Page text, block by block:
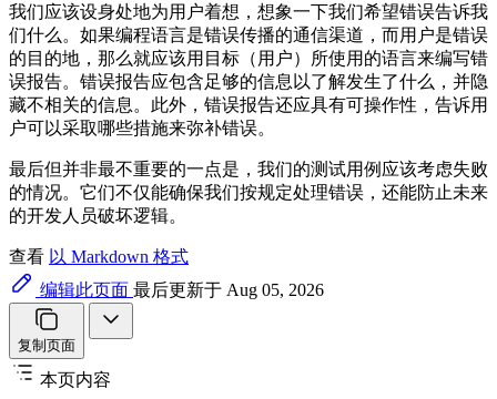
我们应该设身处地为用户着想，想象一下我们希望错误告诉我
们什么。如果编程语言是错误传播的通信渠道，而用户是错误
的目的地，那么就应该用目标（用户）所使用的语言来编写错
误报告。错误报告应包含足够的信息以了解发生了什么，并隐
藏不相关的信息。此外，错误报告还应具有可操作性，告诉用
户可以采取哪些措施来弥补错误。
最后但并非最不重要的一点是，我们的测试用例应该考虑失败
的情况。它们不仅能确保我们按规定处理错误，还能防止未来
的开发人员破坏逻辑。
查看 以 Markdown 格式
编辑此页面 最后更新于 Aug 05, 2026
复制页面
本页内容